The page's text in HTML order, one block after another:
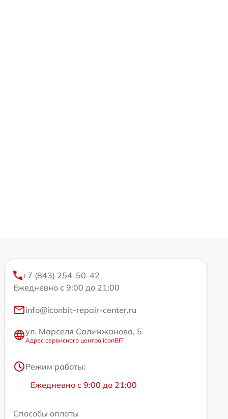
+7 (843) 254-50-42
Ежедневно с 9:00 до 21:00
info@iconbit-repair-center.ru
ул. Марселя Салимжанова, 5
Адрес сервисного центра iconBIT
Режим работы:
Ежедневно с 9:00 до 21:00
Способы оплаты